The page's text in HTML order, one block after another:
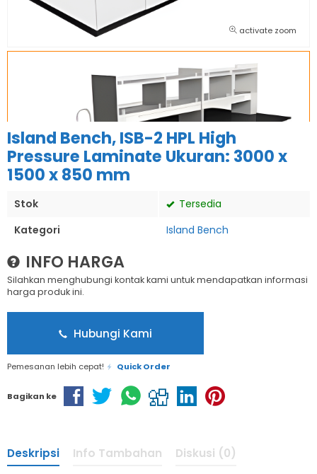
activate zoom
Island Bench, ISB-2 HPL High
Pressure Laminate Ukuran: 3000 x
1500 x 850 mm
Stok
Tersedia
Kategori
Island Bench
INFO HARGA
Silahkan menghubungi kontak kami untuk mendapatkan informasi
harga produk ini.
Hubungi Kami
Pemesanan lebih cepat! Quick Order
Bagikan ke
Deskripsi Info Tambahan Diskusi (0)